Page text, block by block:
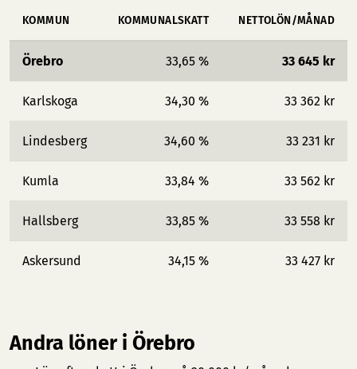
KOMMUN KOMMUNALSKATT NETTOLÖN/MÅNAD
Örebro 33,65 % 33 645 kr
Karlskoga 34,30 % 33 362 kr
Lindesberg 34,60 % 33 231 kr
Kumla 33,84 % 33 562 kr
Hallsberg 33,85 % 33 558 kr
Askersund 34,15 % 33 427 kr
Andra löner i Örebro